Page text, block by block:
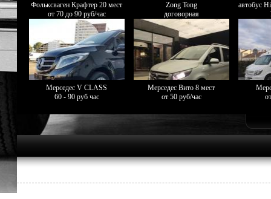
Фольксваген Крафтер 20 мест
от 70 до 90 руб/час
Zong Tong
договорная
автобус
Мерседес V CLASS
60 - 90 руб час
Мерседес Вито 8 мест
от 50 руб/час